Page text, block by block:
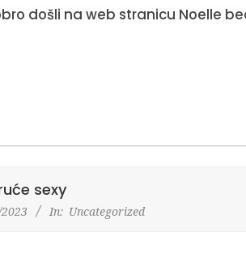
došli na web stranicu Noelle
sexy
In: Uncategorized